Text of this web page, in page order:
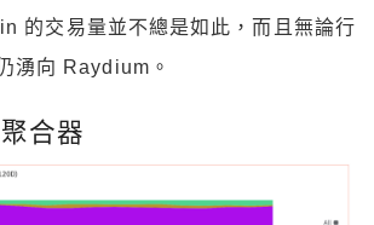
的交易量並不總是如此，而且無論行
湧向 Raydium。
合器